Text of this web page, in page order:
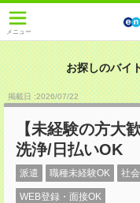
メニュー
お探しのバイ
掲載日 :2026/07/22
【未経験の方大
洗浄/日払いOK
派遣 職種未経験OK 社
WEB登録・面接OK